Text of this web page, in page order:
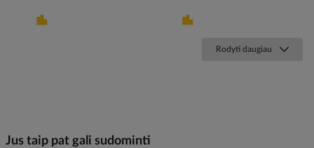
Rodyti daugiau
Jus taip pat gali sudominti